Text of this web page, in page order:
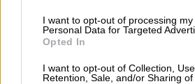
I want to opt-out of processing my
Personal Data for Targeted
Opted In
I want to opt-out of Collection, Use,
Retention, Sale, and/or Sharing of
Ποιοι ψήφισαν υπέρ
Η υπόθεση του κ.
και ψευδή καταμήνυση, από